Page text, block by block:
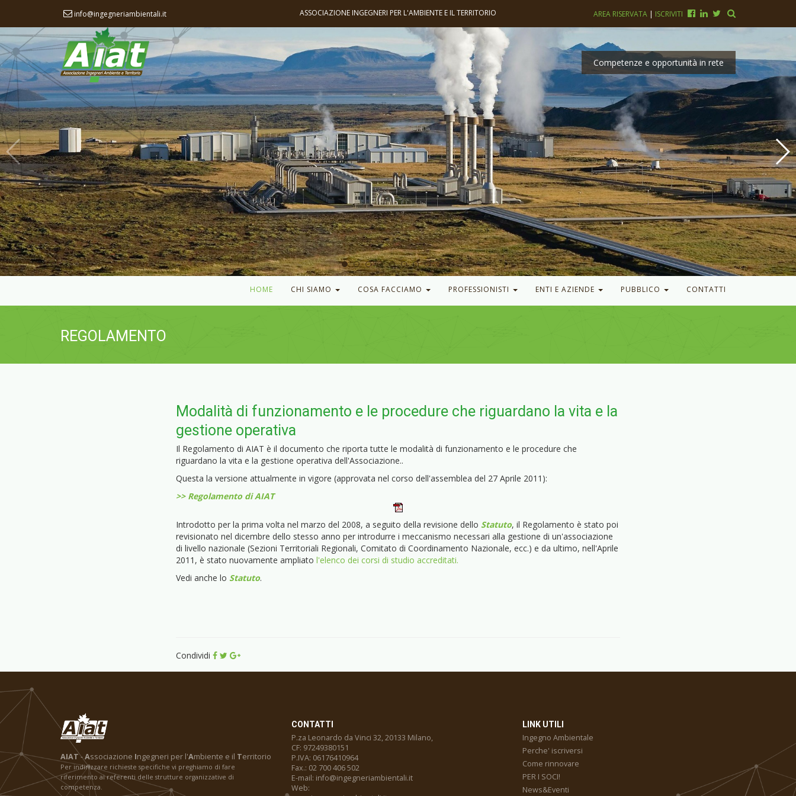
info@ingegneriambientali.it ASSOCIAZIONE INGEGNERI PER L'AMBIENTE E IL TERRITORIO AREA RISERVATA | ISCRIVITI
Competenze e opportunità in rete
HOME CHI SIAMO COSA FACCIAMO PROFESSIONISTI ENTI E AZIENDE PUBBLICO CONTATTI
REGOLAMENTO
Modalità di funzionamento e le procedure che riguardano la vita e la
gestione operativa
Il Regolamento di AIAT è il documento che riporta tutte le modalità di funzionamento e le procedure che
riguardano la vita e la gestione operativa dell'Associazione..
Questa la versione attualmente in vigore (approvata nel corso dell'assemblea del 27 Aprile 2011):
>> Regolamento di AIAT
Introdotto per la prima volta nel marzo del 2008, a seguito della revisione dello Statuto, il Regolamento è stato poi
revisionato nel dicembre dello stesso anno per introdurre i meccanismo necessari alla gestione di un'associazione
di livello nazionale (Sezioni Territoriali Regionali, Comitato di Coordinamento Nazionale, ecc.) e da ultimo, nell'Aprile
2011, è stato nuovamente ampliato l'elenco dei corsi di studio accreditati.
Vedi anche lo Statuto.
Condividi
AIAT-Associazione Ingegneri per l'Ambiente e il Territorio
Per indirizzare richieste specifiche vi preghiamo di fare
riferimento ai referenti delle strutture organizzative di
competenza.
CONTATTI
P.za Leonardo da Vinci 32, 20133 Milano,
CF: 97249380151
P.IVA: 06176410964
Fax.: 02 700 406 502
E-mail: info@ingegneriambientali.it
Web:
LINK UTILI
Ingegno Ambientale
Perche' iscriversi
Come rinnovare
PER I SOCI!
News&Eventi